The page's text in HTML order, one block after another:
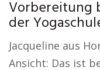
Vorbereitung
der
Jacqueline aus
Ansicht: Das ist